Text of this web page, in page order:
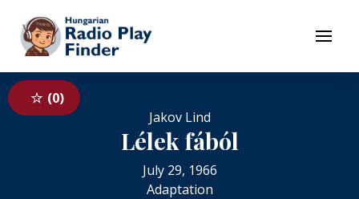
To contents
Menu
0
Jakov Lind
Lélek fából
July 29, 1966
Adaptation